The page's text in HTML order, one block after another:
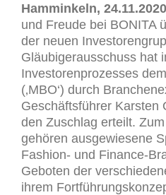
Hamminkeln,
und Freude bei BONITA
der neuen
Gläubigerausschuss hat
Investorenprozesses
(‚MBO‘) durch
Geschäftsführer Karsten
den Zuschlag erteilt.
gehören ausgewiesene
Fashion- und Finance-
Geboten der
ihrem